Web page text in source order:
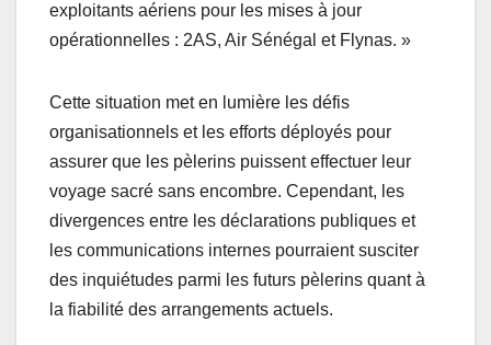
exploitants aériens pour les mises à jour
opérationnelles : 2AS, Air Sénégal et Flynas. »
Cette situation met en lumière les défis
organisationnels et les efforts déployés pour
assurer que les pèlerins puissent effectuer leur
voyage sacré sans encombre. Cependant, les
divergences entre les déclarations publiques et
les communications internes pourraient susciter
des inquiétudes parmi les futurs pèlerins quant à
la fiabilité des arrangements actuels.